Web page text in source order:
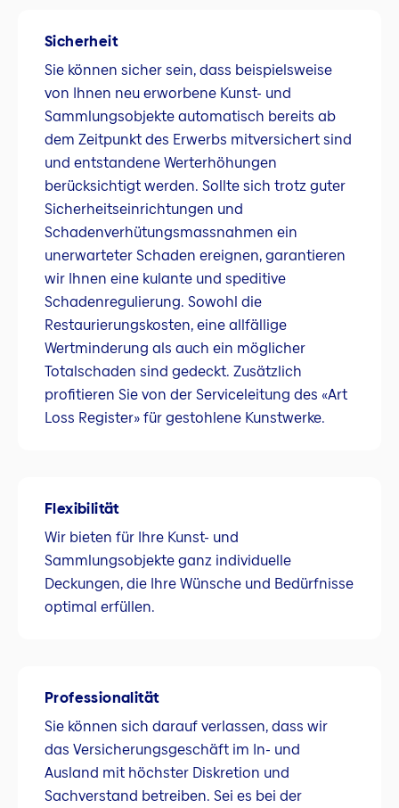
Sicherheit
Sie können sicher sein, dass beispielsweise
von Ihnen neu erworbene Kunst- und
Sammlungsobjekte automatisch bereits ab
dem Zeitpunkt des Erwerbs mitversichert sind
und entstandene Werterhöhungen
berücksichtigt werden. Sollte sich trotz guter
Sicherheitseinrichtungen und
Schadenverhütungsmassnahmen ein
unerwarteter Schaden ereignen, garantieren
wir Ihnen eine kulante und speditive
Schadenregulierung. Sowohl die
Restaurierungskosten, eine allfällige
Wertminderung als auch ein möglicher
Totalschaden sind gedeckt. Zusätzlich
profitieren Sie von der Serviceleitung des «Art
Loss Register» für gestohlene Kunstwerke.
Flexibilität
Wir bieten für Ihre Kunst- und
Sammlungsobjekte ganz individuelle
Deckungen, die Ihre Wünsche und Bedürfnisse
optimal erfüllen.
Professionalität
Sie können sich darauf verlassen, dass wir
das Versicherungsgeschäft im In- und
Ausland mit höchster Diskretion und
Sachverstand betreiben. Sei es bei der